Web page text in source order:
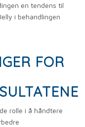
en tendens til
i behandlingen
FOR
rolle i å håndtere